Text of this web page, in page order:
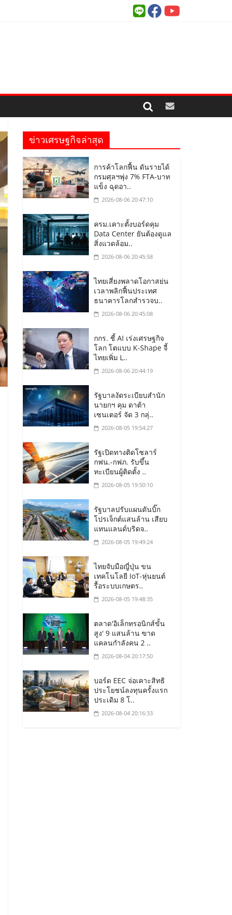
ข่าวเศรษฐกิจล่าสุด
การค้าโลกฟื้น ดันรายได้
กรมศุลฯพุ่ง 7% FTA-บาท
แข็ง ฉุดอา..
2026-08-06 20:47:10
ครม.เคาะตั้งบอร์ดคุม
Data Center ยันต้องดูแล
สิ่งแวดล้อม..
2026-08-06 20:45:58
ไทยเสี่ยงพลาดโอกาสย่น
เวลาพลิกฟื้นประเทศ
ธนาคารโลกสำรวจบ..
2026-08-06 20:45:08
กกร. ชี้ AI เร่งเศรษฐกิจ
โลก โตแบบ K-Shape จี้
ไทยเพิ่ม L..
2026-08-06 20:44:19
รัฐบาลงัดระเบียบสำนัก
นายกฯ คุม ดาต้า
เซนเตอร์ จัด 3 กลุ่..
2026-08-05 19:54:27
รัฐเปิดทางติดโซลาร์
กฟน.-กฟภ. รับขึ้น
ทะเบียนผู้ติดตั้ง ..
2026-08-05 19:50:10
รัฐบาลปรับแผนดันบิ๊ก
โปรเจ็กต์แสนล้าน เสียบ
แทนแลนด์บริดจ..
2026-08-05 19:49:24
ไทยจับมือญี่ปุ่น ขน
เทคโนโลยี IoT-หุ่นยนต์
รื้อระบบเกษตร..
2026-08-05 19:48:35
ตลาด'อิเล็กทรอนิกส์ขั้น
สูง' 9 แสนล้าน ฃาด
แคลนกำลังคน 2 ..
2026-08-04 20:17:50
บอร์ด EEC จ่อเคาะสิทธิ
ประโยชน์ลงทุนครั้งแรก
ประเดิม 8 โ..
2026-08-04 20:16:33